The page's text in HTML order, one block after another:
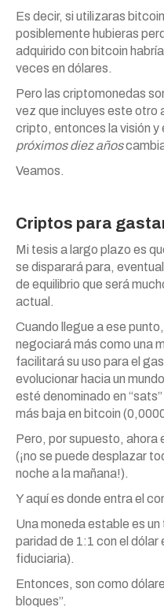
Es decir, si utilizaras
posiblemente hubieras
adquirido con bitcoin
veces en dólares.
Pero las criptomonedas
vez que incluyes este otro
cripto, entonces la visión y
próximos diez años
Veamos.
Criptos para
Mi tesis a largo plazo es
se disparará para,
de equilibrio que será
actual.
Cuando llegue a ese
negociará más como una
facilitará su uso para el
evolucionar hacia un
esté denominado en
más baja en bitcoin
Pero, por supuesto, ahora
(¡no se puede desplazar
noche a la mañana!).
Y aquí es donde entra el
Una moneda estable es
paridad de 1:1 con el
fiduciaria).
Entonces, son como
bloques”.